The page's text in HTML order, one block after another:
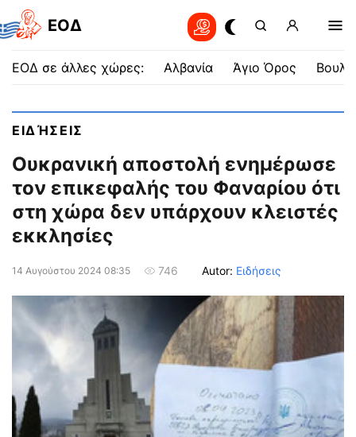
EOΔ
ΕΟΔ σε άλλες χώρες: Αλβανία Άγιο Όρος
ΕΙΔΉΣΕΙΣ
Ουκρανική αποστολή ενημέρωσε
τον επικεφαλής του Φαναρίου ότι
στη χώρα δεν υπάρχουν κλειστές
εκκλησίες
14 Αυγούστου 2024 08:35 746 Autor: Ειδήσεις